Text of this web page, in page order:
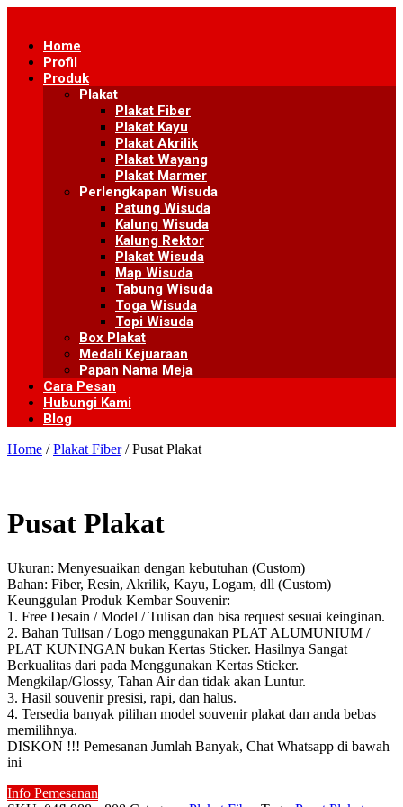
contentHome
Profil
Produk
Plakat
Plakat Fiber
Plakat Kayu
Plakat Akrilik
Plakat Wayang
Plakat Marmer
Perlengkapan Wisuda
Patung Wisuda
Kalung Wisuda
Kalung Rektor
Plakat Wisuda
Map Wisuda
Tabung Wisuda
Toga Wisuda
Topi Wisuda
Box Plakat
Medali Kejuaraan
Papan Nama Meja
Cara Pesan
Hubungi Kami
Blog
Home /Plakat Fiber/ Pusat Plakat
Pusat Plakat
Ukuran: Menyesuaikan dengan kebutuhan (Custom)
Bahan: Fiber, Resin, Akrilik, Kayu, Logam, dll (Custom)
Keunggulan Produk Kembar Souvenir:
1. Free Desain / Model / Tulisan dan bisa request sesuai keinginan.
2. Bahan Tulisan / Logo menggunakan PLAT ALUMUNIUM /
PLAT KUNINGAN bukan Kertas Sticker. Hasilnya Sangat
Berkualitas dari pada Menggunakan Kertas Sticker.
Mengkilap/Glossy, Tahan Air dan tidak akan Luntur.
3. Hasil souvenir presisi, rapi, dan halus.
4. Tersedia banyak pilihan model souvenir plakat dan anda bebas
memilihnya.
DISKON !!! Pemesanan Jumlah Banyak, Chat Whatsapp di bawah
ini
Info Pemesanan